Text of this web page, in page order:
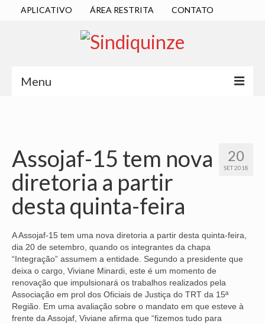
APLICATIVO ÁREA RESTRITA CONTATO
Menu
DIRETORIA EXECUTIVA
ESTATUTO
ATAS
LOCALIZAÇÃO
QUEM SOMOS
NOSSA HISTÓRIA
SUBSEDES
20
SET 2018
Assojaf-15 tem nova
diretoria a partir
desta quinta-feira
A Assojaf-15 tem uma nova diretoria a partir desta quinta-feira,
dia 20 de setembro, quando os integrantes da chapa
“Integração” assumem a entidade. Segundo a presidente que
deixa o cargo, Viviane Minardi, este é um momento de
renovação que impulsionará os trabalhos realizados pela
Associação em prol dos Oficiais de Justiça do TRT da 15ª
Região. Em uma avaliação sobre o mandato em que esteve à
frente da Assojaf, Viviane afirma que “fizemos tudo para